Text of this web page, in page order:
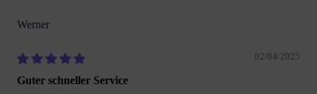
Werner
02/04/2025
Guter schneller Service